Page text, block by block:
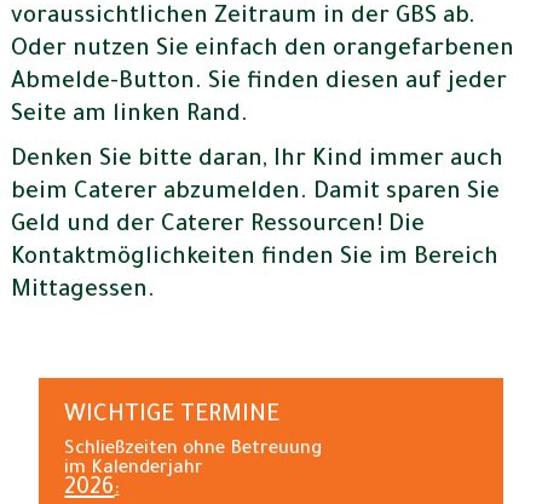
voraussichtlichen Zeitraum in der GBS ab.
Oder nutzen Sie einfach den orangefarbenen
Abmelde-Button. Sie finden diesen auf jeder
Seite am linken Rand.
Denken Sie bitte daran, Ihr Kind immer auch
beim Caterer abzumelden. Damit sparen Sie
Geld und der Caterer Ressourcen! Die
Kontaktmöglichkeiten finden Sie im Bereich
Mittagessen.
WICHTIGE TERMINE
Schließzeiten ohne Betreuung
im Kalenderjahr
2026: